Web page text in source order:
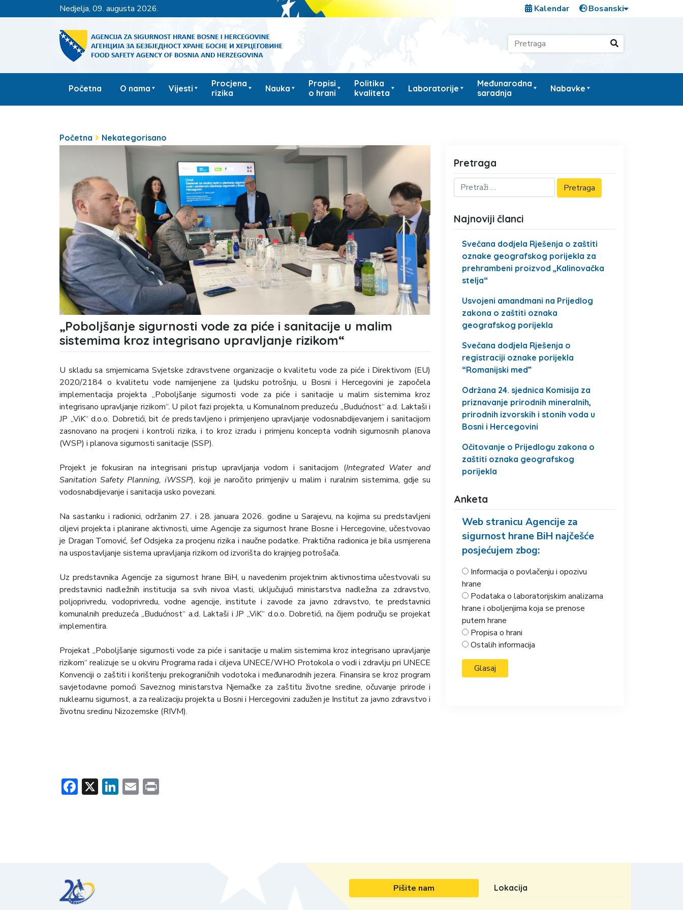
nedjelja, 09. augusta 2026. Kalendar
Početna O nama Vijesti
Procjena
rizika
Nauka
Propisi
o hrani
Politika
kvaliteta
Laboratorije
Međunarodna
saradnja
Nabavke
Početna Nekategorisano
„Poboljšanje sigurnosti vode za piće i sanitacije u malim
sistemima kroz integrisano upravljanje rizikom“
U skladu sa smjernicama Svjetske zdravstvene organizacije o kvalitetu vode za piće i Direktivom (EU)
2020/2184 o kvalitetu vode namijenjene za ljudsku potrošnju, u Bosni i Hercegovini je započela
implementacija projekta „Poboljšanje sigurnosti vode za piće i sanitacije u malim sistemima kroz
integrisano upravljanje rizikom“. U pilot fazi projekta, u Komunalnom preduzeću „Budućnost“ a.d. Laktaši i
JP „ViK“ d.o.o. Dobretići, bit će predstavljeno i primjenjeno upravljanje vodosnabdijevanjem i sanitacijom
zasnovano na procjeni i kontroli rizika, i to kroz izradu i primjenu koncepta vodnih sigurnosnih planova
(WSP) i planova sigurnosti sanitacije (SSP).
Projekt je fokusiran na integrisani pristup upravljanja vodom i sanitacijom (Integrated Water and
Sanitation Safety Planning, iWSSP), koji je naročito primjenjiv u malim i ruralnim sistemima, gdje su
vodosnabdijevanje i sanitacija usko povezani.
Na sastanku i radionici, održanim 27. i 28. januara 2026. godine u Sarajevu, na kojima su predstavljeni
ciljevi projekta i planirane aktivnosti, uime Agencije za sigurnost hrane Bosne i Hercegovine, učestvovao
je Dragan Tomović, šef Odsjeka za procjenu rizika i naučne podatke. Praktična radionica je bila usmjerena
na uspostavljanje sistema upravljanja rizikom od izvorišta do krajnjeg potrošača.
Uz predstavnika Agencije za sigurnost hrane BiH, u navedenim projektnim aktivnostima učestvovali su
predstavnici nadležnih institucija sa svih nivoa vlasti, uključujući ministarstva nadležna za zdravstvo,
poljoprivredu, vodoprivredu, vodne agencije, institute i zavode za javno zdravstvo, te predstavnici
komunalnih preduzeća „Budućnost“ a.d. Laktaši i JP „ViK“ d.o.o. Dobretići, na čijem području se projekat
implementira.
Projekat „Poboljšanje sigurnosti vode za piće i sanitacije u malim sistemima kroz integrisano upravljanje
rizikom“ realizuje se u okviru Programa rada i ciljeva UNECE/WHO Protokola o vodi i zdravlju pri UNECE
Konvenciji o zaštiti i korištenju prekograničnih vodotoka i međunarodnih jezera. Finansira se kroz program
savjetodavne pomoći Saveznog ministarstva Njemačke za zaštitu životne sredine, očuvanje prirode i
nuklearnu sigurnost, a za realizaciju projekta u Bosni i Hercegovini zadužen je Institut za javno zdravstvo i
životnu sredinu Nizozemske (RIVM).
Facebook
X LinkedIn
Email
Pretraga
Najnoviji članci
Svečana dodjela Rješenja o zaštiti
oznake geografskog porijekla za
prehrambeni proizvod „Kalinovačka
stelja“
Usvojeni amandmani na Prijedlog
zakona o zaštiti oznaka
geografskog porijekla
Svečana dodjela Rješenja o
registraciji oznake porijekla
“Romanijski med”
Održana 24. sjednica Komisija za
priznavanje prirodnih mineralnih,
prirodnih izvorskih i stonih voda u
Bosni i Hercegovini
Očitovanje o Prijedlogu zakona o
zaštiti oznaka geografskog
porijekla
Anketa
Web stranicu Agencije za
sigurnost hrane BiH najčešće
posjećujem zbog:
Informacija o povlačenju i opozivu
hrane
Podataka o laboratorijskim analizama
hrane i oboljenjima koja se prenose
putem hrane
Propisa o hrani
Ostalih informacija
Pišite nam Lokacija